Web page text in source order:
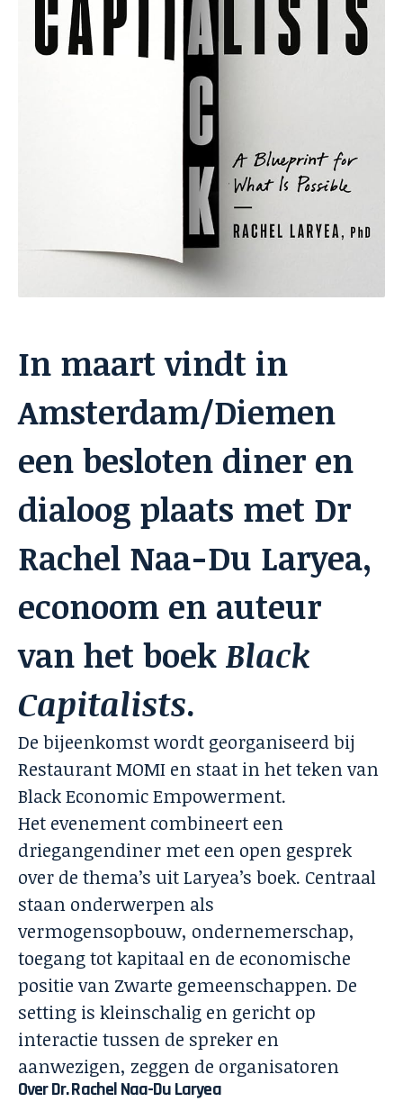
In maart vindt in
Amsterdam/Diemen
een besloten diner en
dialoog plaats met Dr
Rachel Naa-Du Laryea,
econoom en auteur
van het boek Black
Capitalists.
De bijeenkomst wordt georganiseerd bij
Restaurant MOMI en staat in het teken van
Black Economic Empowerment.
Het evenement combineert een
driegangendiner met een open gesprek
over de thema’s uit Laryea’s boek. Centraal
staan onderwerpen als
vermogensopbouw, ondernemerschap,
toegang tot kapitaal en de economische
positie van Zwarte gemeenschappen. De
setting is kleinschalig en gericht op
interactie tussen de spreker en
aanwezigen, zeggen de organisatoren
Over Dr. Rachel Naa-Du Laryea